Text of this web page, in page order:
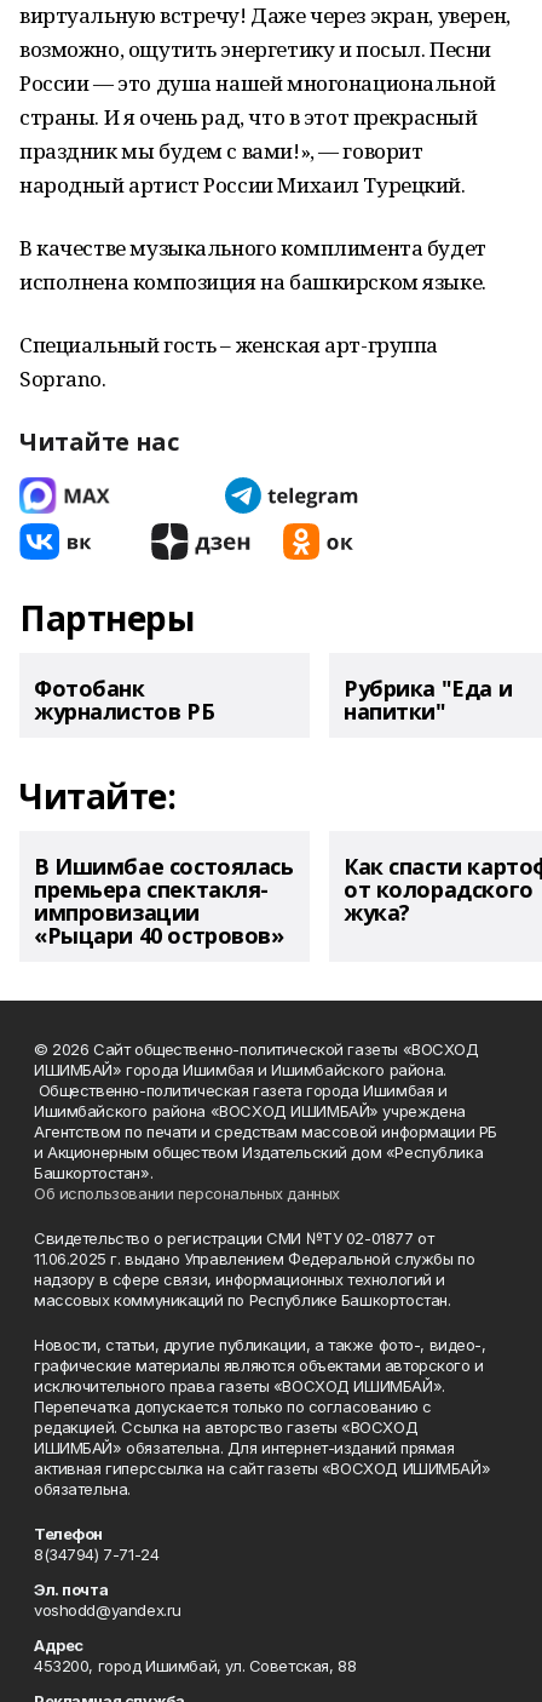
виртуальную встречу! Даже через экран, уверен,
возможно, ощутить энергетику и посыл. Песни
России — это душа нашей многонациональной
страны. И я очень рад, что в этот прекрасный
праздник мы будем с вами!», — говорит
народный артист России Михаил Турецкий.
В качестве музыкального комплимента будет
исполнена композиция на башкирском языке.
Специальный гость – женская арт-группа
Soprano.
Читайте нас
Партнеры
Фотобанк
журналистов РБ
Рубрика "Еда и
напитки"
Читайте:
В Ишимбае состоялась
премьера спектакля-
импровизации
«Рыцари 40 островов»
Как спасти
от колорадского
жука?
© 2026 Сайт общественно-политической газеты «ВОСХОД
ИШИМБАЙ» города Ишимбая и Ишимбайского района.
Общественно-политическая газета города Ишимбая и
Ишимбайского района «ВОСХОД ИШИМБАЙ» учреждена
Агентством по печати и средствам массовой информации РБ
и Акционерным обществом Издательский дом «Республика
Башкортостан».
Об использовании персональных данных
Свидетельство о регистрации СМИ №ТУ 02-01877 от
11.06.2025 г. выдано Управлением Федеральной службы по
надзору в сфере связи, информационных технологий и
массовых коммуникаций по Республике Башкортостан.
Новости, статьи, другие публикации, а также фото-, видео-,
графические материалы являются объектами авторского и
исключительного права газеты «ВОСХОД ИШИМБАЙ».
Перепечатка допускается только по согласованию с
редакцией. Ссылка на авторство газеты «ВОСХОД
ИШИМБАЙ» обязательна. Для интернет-изданий прямая
активная гиперссылка на сайт газеты «ВОСХОД ИШИМБАЙ»
обязательна.
Телефон
8(34794) 7-71-24
Эл. почта
voshodd@yandex.ru
Адрес
453200, город Ишимбай, ул. Советская, 88